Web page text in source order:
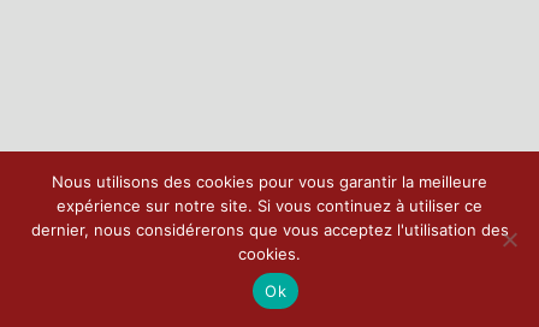
Nous utilisons des cookies pour vous garantir la meilleure
expérience sur notre site. Si vous continuez à utiliser ce
dernier, nous considérerons que vous acceptez l'utilisation des
cookies.
Ok